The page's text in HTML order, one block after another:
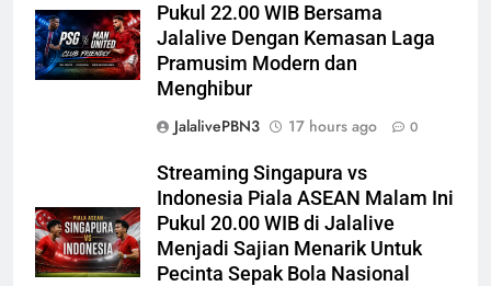
Pukul 22.00 WIB Bersama
Jalalive Dengan Kemasan Laga
Pramusim Modern dan
Menghibur
JalalivePBN3
17 hours ago 0
Streaming Singapura vs
Indonesia Piala ASEAN Malam Ini
Pukul 20.00 WIB di Jalalive
Menjadi Sajian Menarik Untuk
Pecinta Sepak Bola Nasional